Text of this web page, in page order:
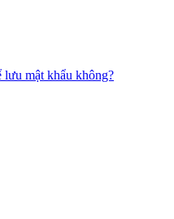
lưu mật khẩu không?